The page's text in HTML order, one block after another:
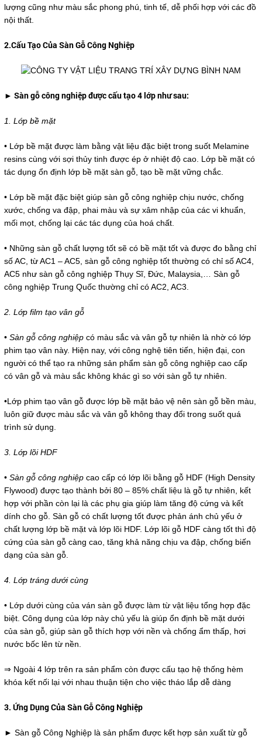
lượng cũng như màu sắc phong phú, tinh tế, dễ phối hợp với các đồ
nội thất.
2.Cấu Tạo Của Sàn Gỗ Công Nghiệp
► Sàn gỗ công nghiệp được cấu tạo 4 lớp như sau:
1. Lớp bề mặt
• Lớp bề mặt được làm bằng vật liệu đặc biệt trong suốt Melamine
resins cùng với sợi thủy tinh được ép ở nhiệt độ cao. Lớp bề mặt có
tác dụng ổn định lớp bề mặt sàn gỗ, tạo bề mặt vững chắc.
• Lớp bề mặt đặc biệt giúp sàn gỗ công nghiệp chịu nước, chống
xước, chống va đập, phai màu và sự xâm nhập của các vi khuẩn,
mối mọt, chống lại các tác dụng của hoá chất.
• Những sàn gỗ chất lượng tốt sẽ có bề mặt tốt và được đo bằng chỉ
số AC, từ AC1 – AC5, sàn gỗ công nghiệp tốt thường có chỉ số AC4,
AC5 như sàn gỗ công nghiệp Thụy Sĩ, Đức, Malaysia,… Sàn gỗ
công nghiệp Trung Quốc thường chỉ có AC2, AC3.
2. Lớp film tạo vân gỗ
• Sàn gỗ công nghiệpcó màu sắc và vân gỗ tự nhiên là nhờ có lớp
phim tạo vân này. Hiện nay, với công nghệ tiên tiến, hiện đại, con
người có thể tạo ra những sản phẩm sàn gỗ công nghiệp cao cấp
có vân gỗ và màu sắc không khác gì so với sàn gỗ tự nhiên.
•Lớp phim tạo vân gỗ được lớp bề mặt bảo vệ nên sàn gỗ bền màu,
luôn giữ được màu sắc và vân gỗ không thay đổi trong suốt quá
trình sử dụng.
3. Lớp lõi HDF
• Sàn gỗ công nghiệpcao cấp có lớp lõi bằng gỗ HDF (High Density
Flywood) được tạo thành bởi 80 – 85% chất liệu là gỗ tự nhiên, kết
hợp với phần còn lại là các phụ gia giúp làm tăng độ cứng và kết
dính cho gỗ. Sàn gỗ có chất lượng tốt được phản ánh chủ yếu ở
chất lượng lớp bề mặt và lớp lõi HDF. Lớp lõi gỗ HDF càng tốt thì độ
cứng của sàn gỗ càng cao, tăng khả năng chịu va đập, chống biến
dạng của sàn gỗ.
4. Lớp tráng dưới cùng
• Lớp dưới cùng của ván sàn gỗ được làm từ vật liệu tổng hợp đặc
biệt. Công dụng của lớp này chủ yếu là giúp ổn định bề mặt dưới
của sàn gỗ, giúp sàn gỗ thích hợp với nền và chống ẩm thấp, hơi
nước bốc lên từ nền.
⇒ Ngoài 4 lớp trên ra sản phẩm còn được cấu tạo hệ thống hèm
khóa kết nối lại với nhau thuận tiện cho việc tháo lắp dễ dàng
3. Ứng Dụng Của Sàn Gỗ Công Nghiệp
► Sàn gỗ Công Nghiệp là sản phẩm được kết hợp sản xuất từ gỗ